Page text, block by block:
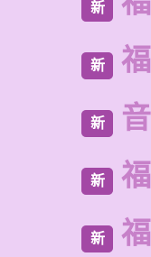
新
新
新
新
新